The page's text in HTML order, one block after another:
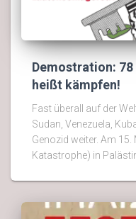
Demostration:
heißt kämpfen!
Fast überall auf der
Sudan, Venezuela,
Genozid weiter. Am
Katastrophe) in